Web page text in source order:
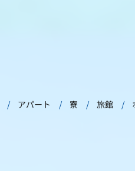
アパート 寮 旅館